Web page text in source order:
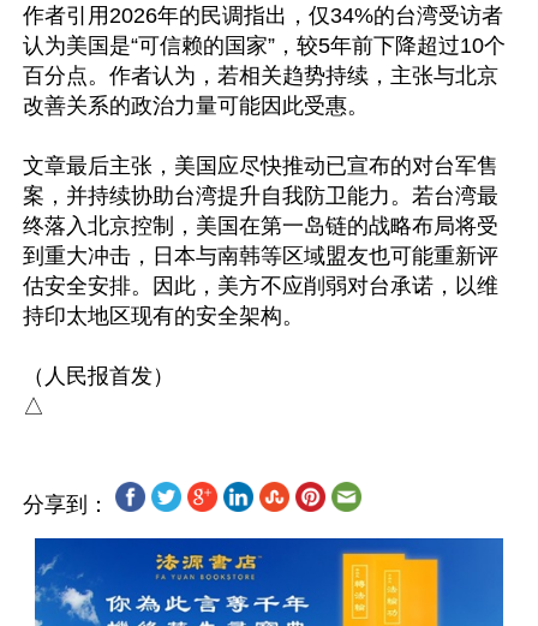
作者引用2026年的民调指出，仅34%的台湾受访者
认为美国是“可信赖的国家”，较5年前下降超过10个
百分点。作者认为，若相关趋势持续，主张与北京
改善关系的政治力量可能因此受惠。
文章最后主张，美国应尽快推动已宣布的对台军售
案，并持续协助台湾提升自我防卫能力。若台湾最
终落入北京控制，美国在第一岛链的战略布局将受
到重大冲击，日本与南韩等区域盟友也可能重新评
估安全安排。因此，美方不应削弱对台承诺，以维
持印太地区现有的安全架构。
（人民报首发）
分享到：